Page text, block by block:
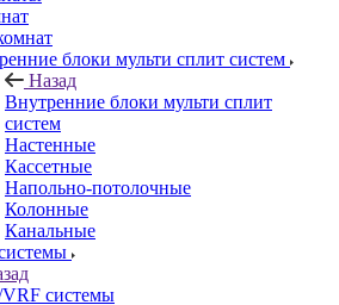
блоки мульти сплит систем
Назад
Внутренние блоки мульти сплит
систем
Настенные
Кассетные
Напольно-потолочные
Колонные
Канальные
системы